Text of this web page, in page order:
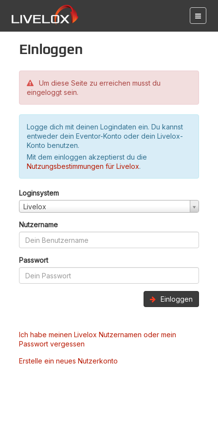
Einloggen
Um diese Seite zu erreichen musst du
eingeloggt sein.
Logge dich mit deinen Logindaten ein. Du kannst
entweder dein Eventor-Konto oder dein Livelox-
Konto benutzen.
Mit dem einloggen akzeptierst du die
Nutzungsbestimmungen für Livelox.
Loginsystem
Livelox
Nutzername
Passwort
Einloggen
Ich habe meinen Livelox Nutzernamen oder mein
Passwort vergessen
Erstelle ein neues Nutzerkonto